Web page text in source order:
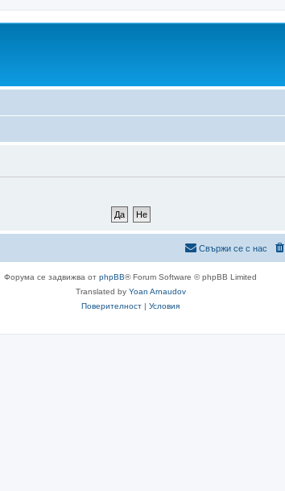
Свържи се с нас
Форума се задвижва от phpBB® Forum Software © phpBB Limited
Translated by Yoan Arnaudov
Поверителност | Условия